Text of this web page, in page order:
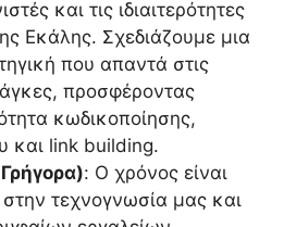
και τις ιδιαιτερότητες
Εκάλης. Σχεδιάζουμε μια
που απαντά στις
προσφέροντας
κωδικοποίησης,
και link building.
: Ο χρόνος είναι
τεχνογνωσία μας και